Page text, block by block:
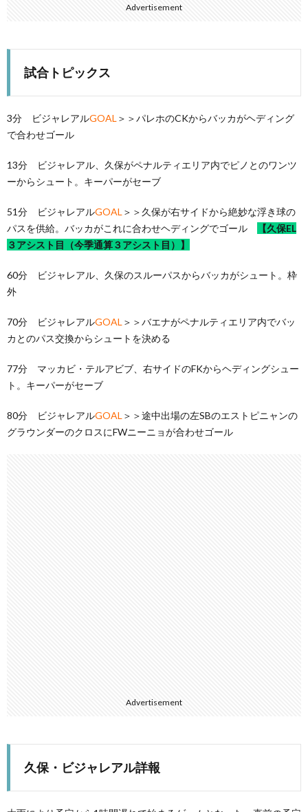
Advertisement
試合トピックス
3分 ビジャレアルGOAL ＞＞パレホのCKからバッカがヘディング
で合わせゴール
13分 ビジャレアル、久保がペナルティエリア内でピノとのワンツ
ーからシュート。キーパーがセーブ
51分 ビジャレアルGOAL ＞＞久保が右サイドから絶妙な浮き球の
パスを供給。バッカがこれに合わせヘディングでゴール
【久保EL
３アシスト目（今季通算３アシスト目）】
60分 ビジャレアル、久保のスルーパスからバッカがシュート。枠
外
70分 ビジャレアルGOAL ＞＞バエナがペナルティエリア内でバッ
カとのパス交換からシュートを決める
77分 マッカビ・テルアビブ、右サイドのFKからヘディングシュー
ト。キーパーがセーブ
80分 ビジャレアルGOAL ＞＞途中出場の左SBのエストピニャンの
グラウンダーのクロスにFWニーニョが合わせゴール
Advertisement
久保・ビジャレアル詳報